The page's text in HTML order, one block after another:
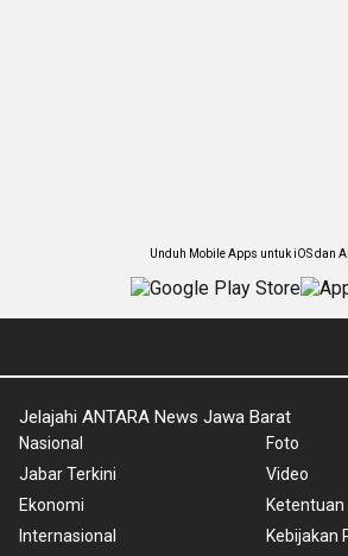
Unduh Mobile Apps untuk iOS dan
Jelajahi ANTARA News Jawa Barat
Nasional
Jabar Terkini
Ekonomi
Internasional
Foto
Video
Kebijakan